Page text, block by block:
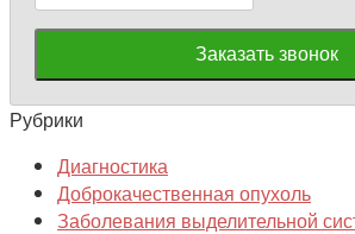
Рубрики
Диагностика
Доброкачественная опухоль
Заболевания выделительной